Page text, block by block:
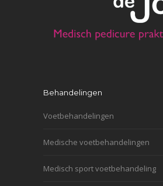
Behandelingen
Voetbehandelingen
Medische voetbehandelingen
Medisch sport voetbehandeling